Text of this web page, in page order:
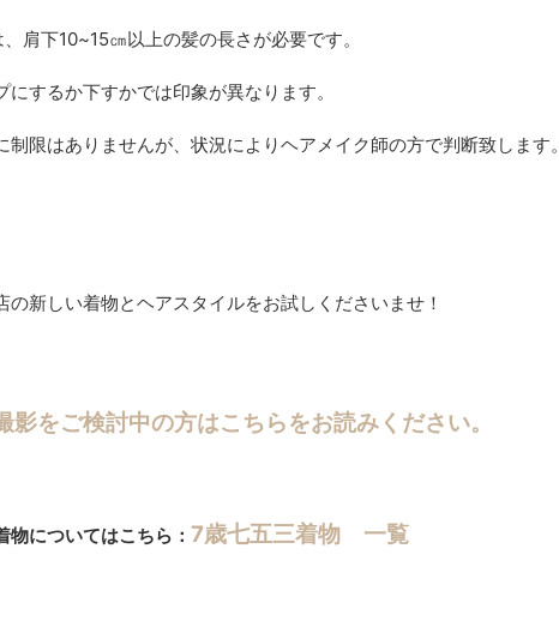
肩下10~15㎝以上の髪の長さが必要です。
にするか下すかでは印象が異なります。
制限はありませんが、状況によりヘアメイク師の方で判断致します。
の新しい着物とヘアスタイルをお試しくださいませ！
影をご検討中の方はこちらをお読みください。
物についてはこちら： 7歳七五三着物 一覧